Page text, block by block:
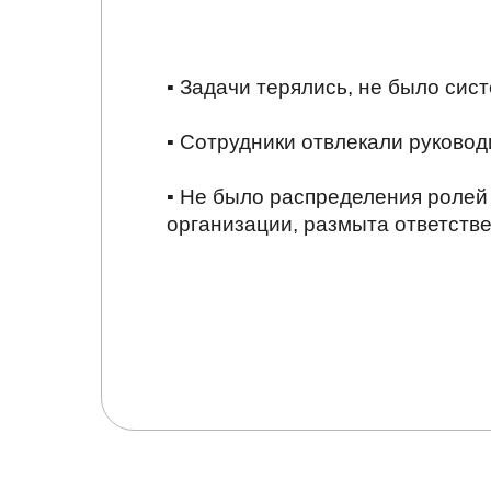
▪ Задачи терялись, не было
▪ Сотрудники отвлекали
▪ Не было распределения ролей
организации, размыта